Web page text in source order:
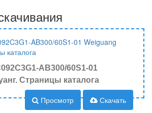
AB300/60S1-01
Страницы каталога
Просмотр Скачать